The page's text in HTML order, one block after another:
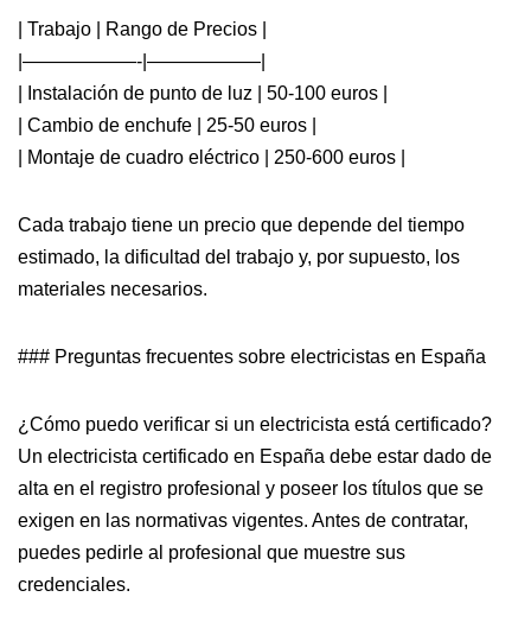
| Trabajo | Rango de Precios |
|——————-|——————|
| Instalación de punto de luz | 50-100 euros |
| Cambio de enchufe | 25-50 euros |
| Montaje de cuadro eléctrico | 250-600 euros |
Cada trabajo tiene un precio que depende del tiempo
estimado, la dificultad del trabajo y, por supuesto, los
materiales necesarios.
### Preguntas frecuentes sobre electricistas en España
¿Cómo puedo verificar si un electricista está certificado?
Un electricista certificado en España debe estar dado de
alta en el registro profesional y poseer los títulos que se
exigen en las normativas vigentes. Antes de contratar,
puedes pedirle al profesional que muestre sus
credenciales.